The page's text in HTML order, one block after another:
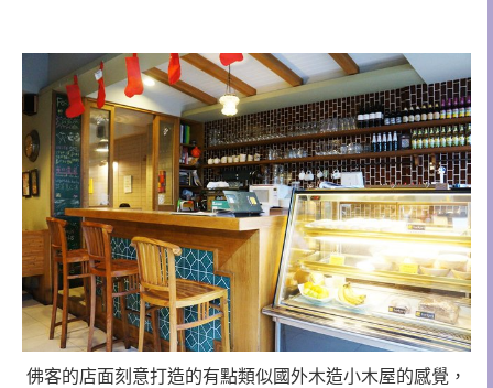
佛客的店面刻意打造的有點類似國外木造小木屋的感覺，